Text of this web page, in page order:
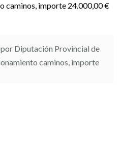
caminos, importe 24.000,00 €
Diputación Provincial de
caminos, importe